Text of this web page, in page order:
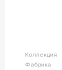
Коллекция
Фабрика